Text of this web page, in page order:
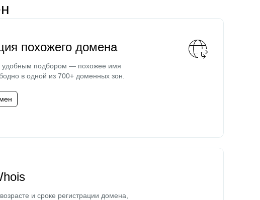
похожего домена
удобным подбором — похожее имя
в одной из 700+ доменных зон.
и сроке регистрации домена,